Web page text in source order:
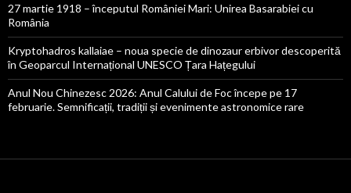
27 martie 1918 – începutul României Mari: Unirea Basarabiei cu
România
Kryptohadros kallaiae – noua specie de dinozaur erbivor descoperită
în Geoparcul Internațional UNESCO Țara Hațegului
Anul Nou Chinezesc 2026: Anul Calului de Foc începe pe 17
februarie. Semnificații, tradiții și evenimente astronomice rare